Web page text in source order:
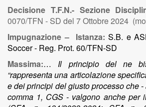
Decisione T.F.N.- Sezione
0070/TFN - SD del 7 Ottobre 2024
Impugnazione – Istanza: S.B. e
Soccer - Reg. Prot. 60/TFN-SD
Massima:… Il principio del ne
“rappresenta una articolazione
e dei principi del giusto processo che -
comma 1, CGS - valgono anche per